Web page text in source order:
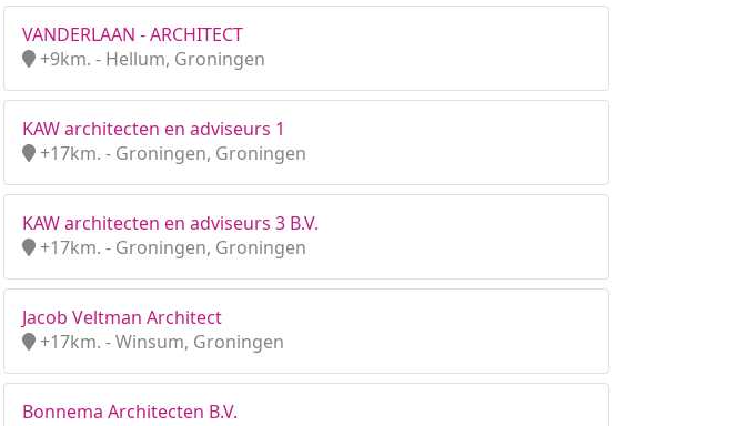
VANDERLAAN - ARCHITECT
+9km. - Hellum, Groningen
KAW architecten en adviseurs 1
+17km. - Groningen, Groningen
KAW architecten en adviseurs 3 B.V.
+17km. - Groningen, Groningen
Jacob Veltman Architect
+17km. - Winsum, Groningen
Bonnema Architecten B.V.